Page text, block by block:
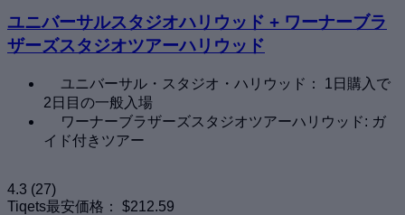
ユニバーサルスタジオハリウッド + ワーナーブラ
ザーズスタジオツアーハリウッド
ユニバーサル・スタジオ・ハリウッド： 1日購入で
2日目の一般入場
ワーナーブラザーズスタジオツアーハリウッド: ガ
イド付きツアー
4.3 (27)
Tiqets最安価格：
$212.59